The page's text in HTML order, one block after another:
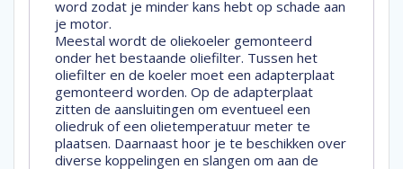
word zodat je minder kans hebt op schade aan
je motor.
Meestal wordt de oliekoeler gemonteerd
onder het bestaande oliefilter. Tussen het
oliefilter en de koeler moet een adapterplaat
gemonteerd worden. Op de adapterplaat
zitten de aansluitingen om eventueel een
oliedruk of een olietemperatuur meter te
plaatsen. Daarnaast hoor je te beschikken over
diverse koppelingen en slangen om aan de